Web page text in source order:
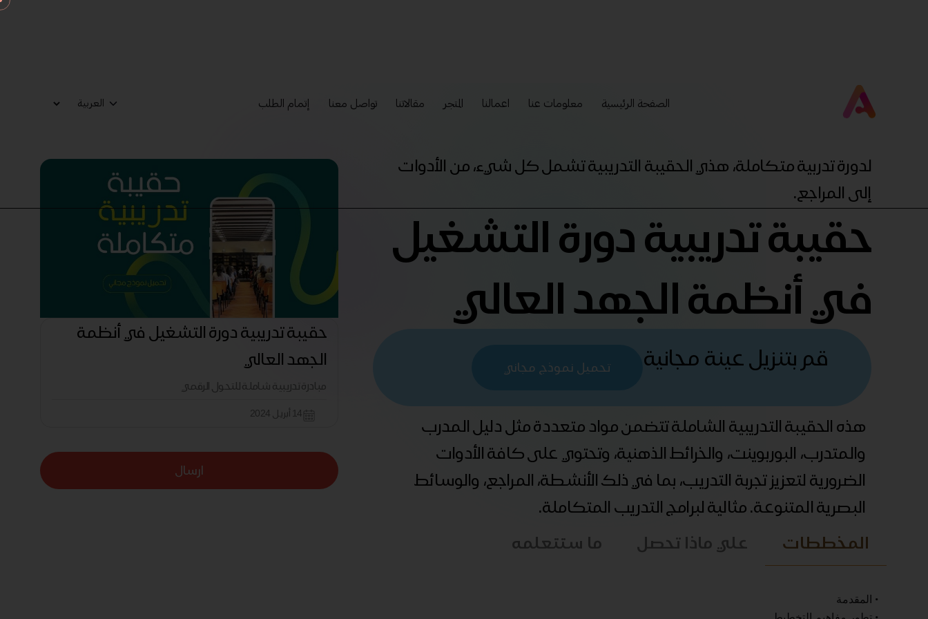
الصفحة الرئيسية معلومات عنا اعمالنا المتجر مقالاتنا تواصل معنا إتمام الطلب
لدورة تدربية متكاملة، هذي الحقيبة التدريبية تشمل كل شيء، من الأدوات
إلى المراجع.
حقيبة تدريبية دورة التشغيل
في أنظمة الجهد العالي
قم بتنزيل عينة مجانية تحميل نموذج مجاني
هذه الحقيبة التدريبية الشاملة تتضمن مواد متعددة مثل دليل المدرب
والمتدرب، البوربوينت، والخرائط الذهنية، وتحتوي على كافة الأدوات
الضرورية لتعزيز تجربة التدريب، بما في ذلك الأنشطة، المراجع، والوسائط
البصرية المتنوعة. مثالية لبرامج التدريب المتكاملة.
حقيبة تدريبية دورة التشغيل في أنظمة
الجهد العالي
مبادرة تدريبية شاملة للتحول الرقمي
14 أبريل 2024
ارسال
المخططات علي ماذا تحصل ما ستتعلمه
• المقدمة